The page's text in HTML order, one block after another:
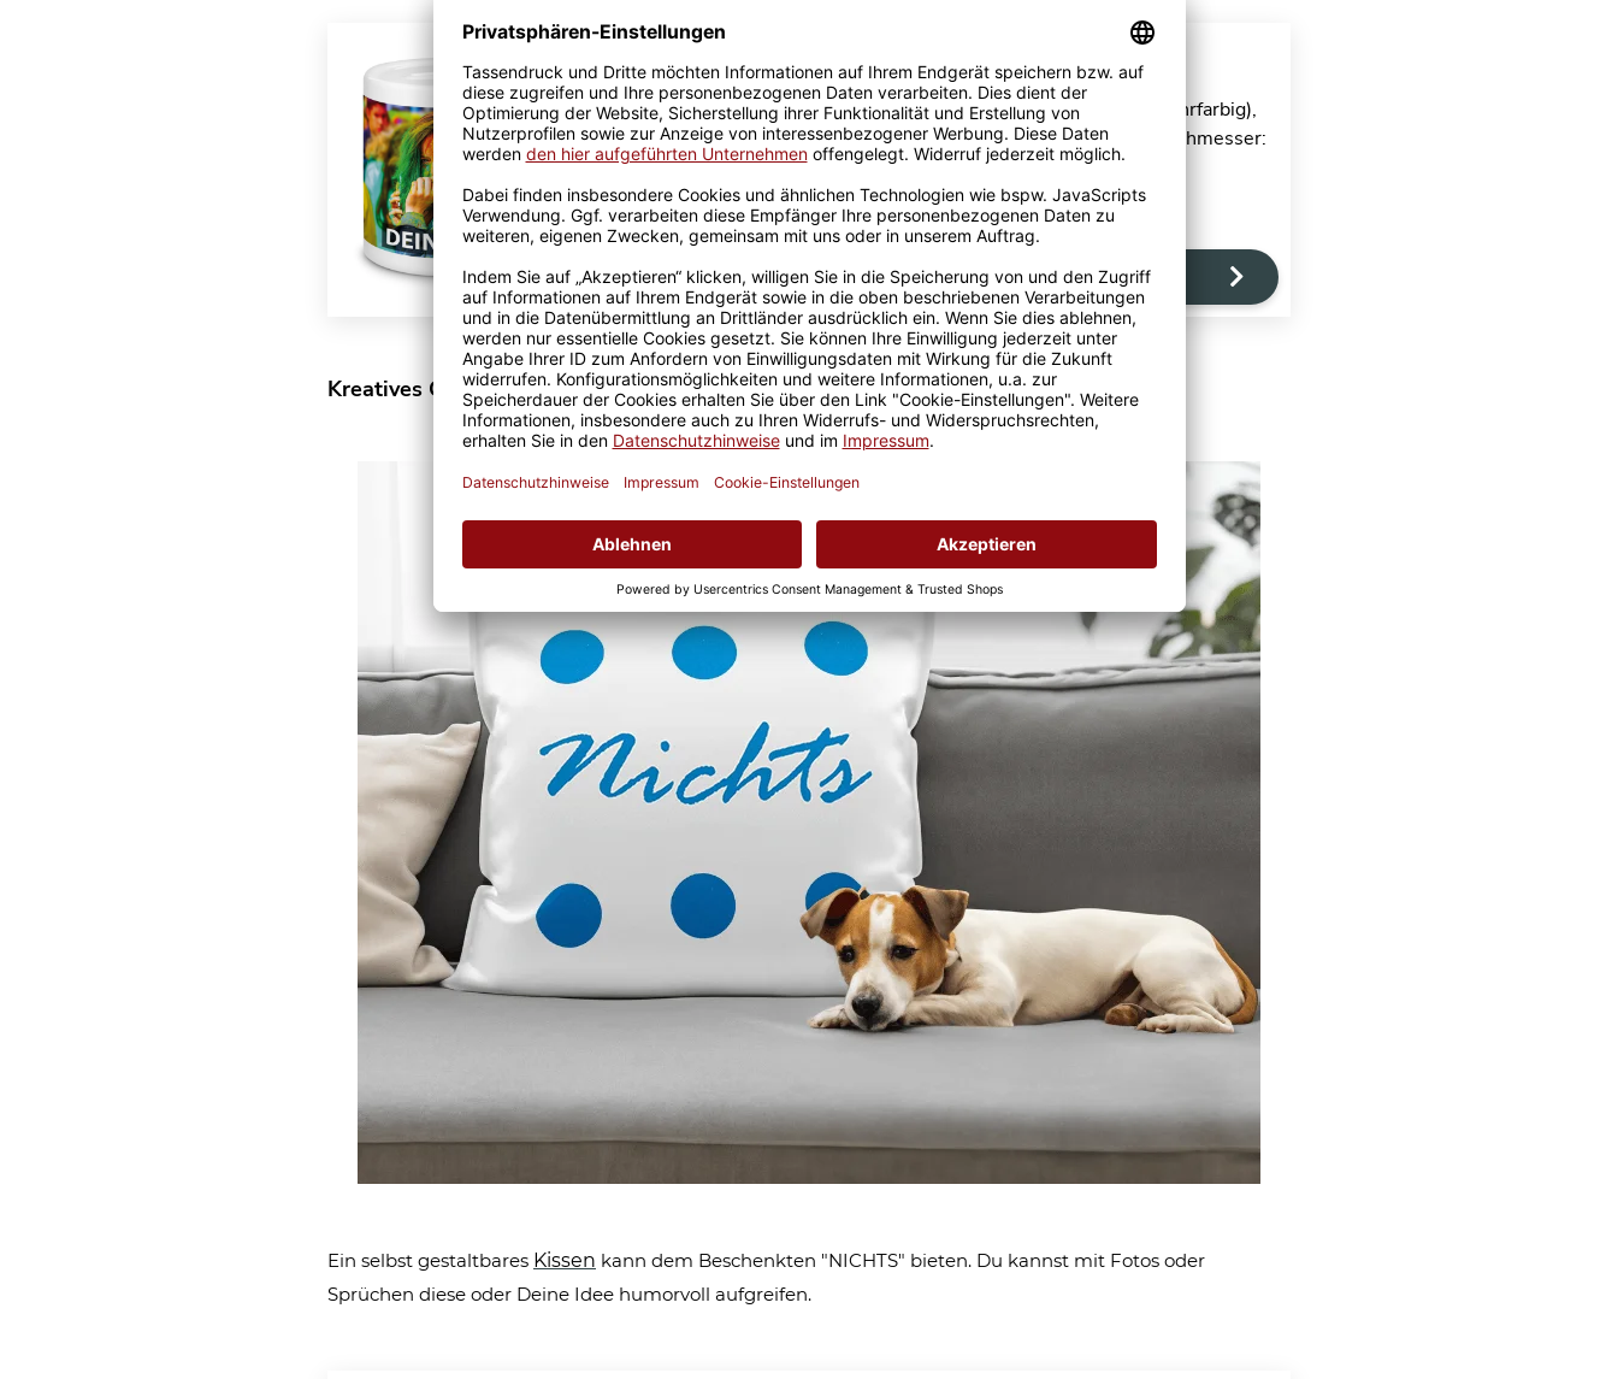
Spardose selbst gestalten
Material: Keramik, Artikelgewicht: 0,28 kg, Druck: Sublimation (mehrfarbig),
max. Druckbereich: 180 mm x 70 mm, Maße: Höhe: ca.93 mm, Durchmesser:
ca. 78 mm (Maße können geringfügig variieren)
14,95 €
Jetzt Spardose selber gestalten
Kreatives Geschenk: Ein selbst gestaltbares 'NICHTS' Kissen!
Ein selbst gestaltbares Kissen kann dem Beschenkten "NICHTS" bieten. Du kannst mit Fotos oder
Sprüchen diese oder Deine Idee humorvoll aufgreifen.